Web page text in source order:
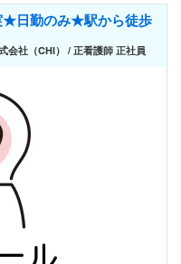
★日勤のみ★駅から徒歩
会社（CHI） / 正看護師 正社員